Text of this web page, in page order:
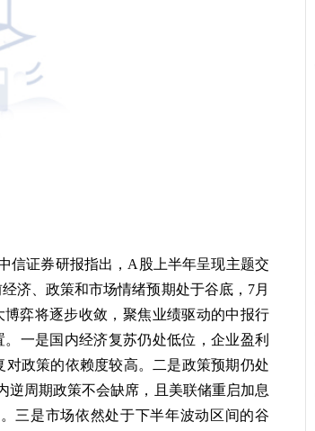
信证券研报指出，A股上半年呈现主题交
济、政策和市场情绪预期处于谷底，7月
弈将逐步收敛，聚焦业绩驱动的中报行
一是国内经济复苏仍处低位，企业盈利
政策的依赖度较高。二是政策预期仍处
逆周期政策不会缺席，且美联储重启加息
三是市场依然处于下半年波动区间的谷